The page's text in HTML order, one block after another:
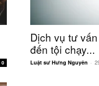
0
Dịch vụ tư
đến tội chạy...
Luật sư Hưng Nguyên -